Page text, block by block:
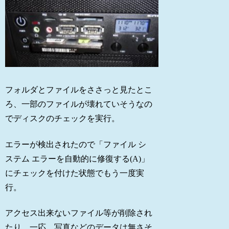
フォルダとファイルをささっと見たとこ
ろ、一部のファイルが壊れていそうなの
でディスクのチェックを実行。
エラーが検出されたので「ファイル シ
ステム エラーを自動的に修復する(A)」
にチェックを付けた状態でもう一度実
行。
アクセス出来ないファイル等が削除され
たり。一応、写真などのデータは無さそ